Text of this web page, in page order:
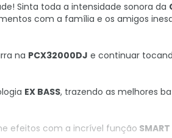
Sinta toda a intensidade sonora da
com a família e os amigos
na PCX32000DJ e continuar
EX BASS, trazendo as melhores
efeitos com a incrível função